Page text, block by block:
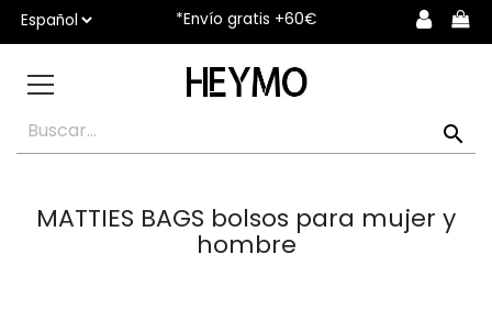
*Envío gratis +60€

MATTIES BAGS bolsos para mujer y
hombre